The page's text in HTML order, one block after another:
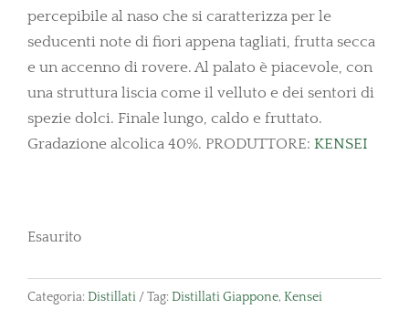
percepibile al naso che si caratterizza per le
seducenti note di fiori appena tagliati, frutta secca
e un accenno di rovere. Al palato è piacevole, con
una struttura liscia come il velluto e dei sentori di
spezie dolci. Finale lungo, caldo e fruttato.
Gradazione alcolica 40%. PRODUTTORE: KENSEI
Esaurito
Categoria: Distillati Tag: Distillati Giappone, Kensei